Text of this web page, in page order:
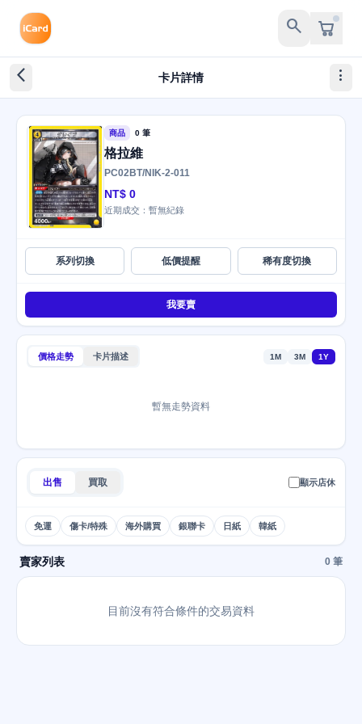
search
arrow_back_ios_new 卡片詳情 more_vert
商品 0 筆
格拉維
PC02BT/NIK-2-011
NT$ 0
近期成交：暫無紀錄
系列切換 低價提醒 稀有度切換
我要賣
價格走勢 卡片描述 1M 3M 1Y
暫無走勢資料
出售 買取 顯示店休
免運 傷卡/特殊 海外購買 銀聯卡 日紙 韓紙
賣家列表 0 筆
目前沒有符合條件的交易資料